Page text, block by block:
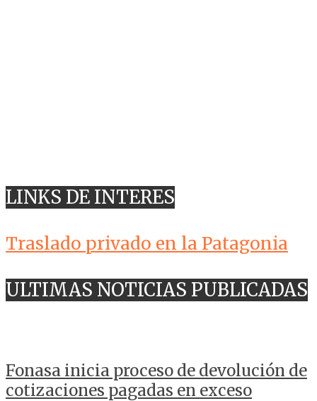
LINKS DE INTERES
Traslado privado en la Patagonia
ULTIMAS NOTICIAS PUBLICADAS
Fonasa inicia proceso de devolución de
cotizaciones pagadas en exceso